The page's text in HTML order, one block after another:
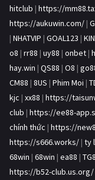
hitclub | https://
https://aukuwin.com/ |
| NHATVIP | GOAL123 |
o8 | rr88 | uy88 | onbet |
hay.win | QS88 | O8 |
CM88 | 8US | Phim Moi |
kjc | xx88 | https://
club | https://ee88-
chính thức | https://
https://s666.works/ | ty
68win | 68win | ea88 |
https://b52-club.us.org/